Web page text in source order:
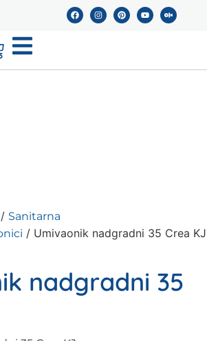
/ Sanitarna
/ Umivaonik nadgradni 35 Crea KJ
nadgradni 35